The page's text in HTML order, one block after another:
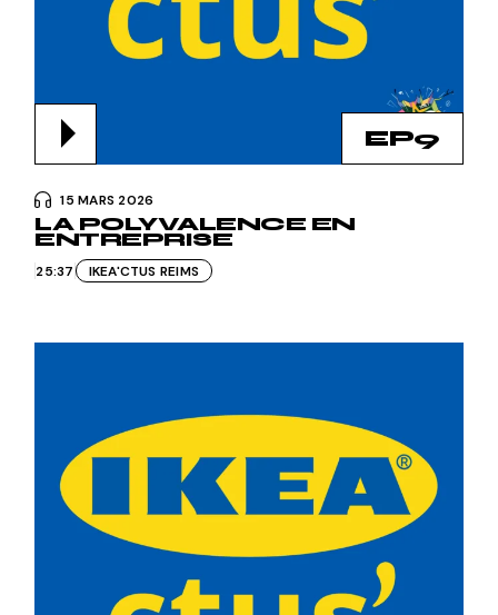
EP9
15 MARS 2026
LA POLYVALENCE EN
ENTREPRISE
25:37 IKEA'CTUS REIMS